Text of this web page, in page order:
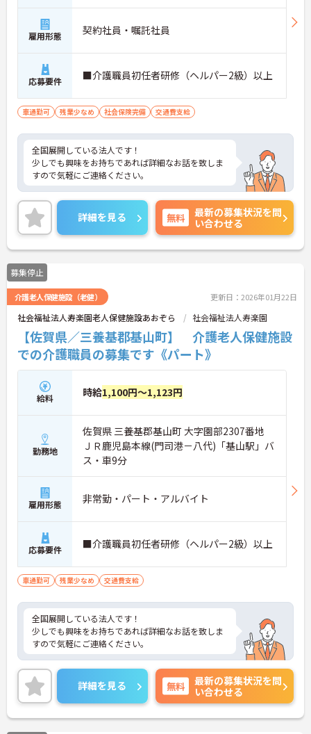
雇用形態 契約社員・嘱託社員
応募要件 ■介護職員初任者研修（ヘルパー2級）以上
車通勤可 残業少なめ 社会保険完備 交通費支給
全国展開している法人です！
少しでも興味をお持ちであれば詳細なお話を致しま
すので気軽にご連絡ください。
詳細を見る 無料
最新の募集状況を問
い合わせる
募集停止
介護老人保健施設（老健） 更新日：2026年01月22日
社会福祉法人寿楽園老人保健施設あおぞら 社会福祉法人寿楽園
【佐賀県／三養基郡基山町】 介護老人保健施設
での介護職員の募集です《パート》
給料 時給1,100円～1,123円
勤務地
佐賀県 三養基郡基山町 大字園部2307番地
ＪＲ鹿児島本線(門司港－八代)「基山駅」バ
ス・車9分
雇用形態 非常勤・パート・アルバイト
応募要件 ■介護職員初任者研修（ヘルパー2級）以上
車通勤可 残業少なめ 交通費支給
全国展開している法人です！
少しでも興味をお持ちであれば詳細なお話を致しま
すので気軽にご連絡ください。
詳細を見る 無料
最新の募集状況を問
い合わせる